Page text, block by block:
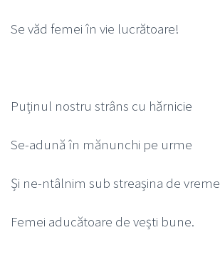
Se văd femei în vie lucrătoare!
Puținul nostru strâns cu hărnicie
Se-adună în mănunchi pe urme
Și ne-ntâlnim sub streașina de vreme
Femei aducătoare de vești bune.